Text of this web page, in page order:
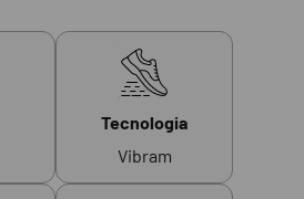
Tecnologia
Vibram